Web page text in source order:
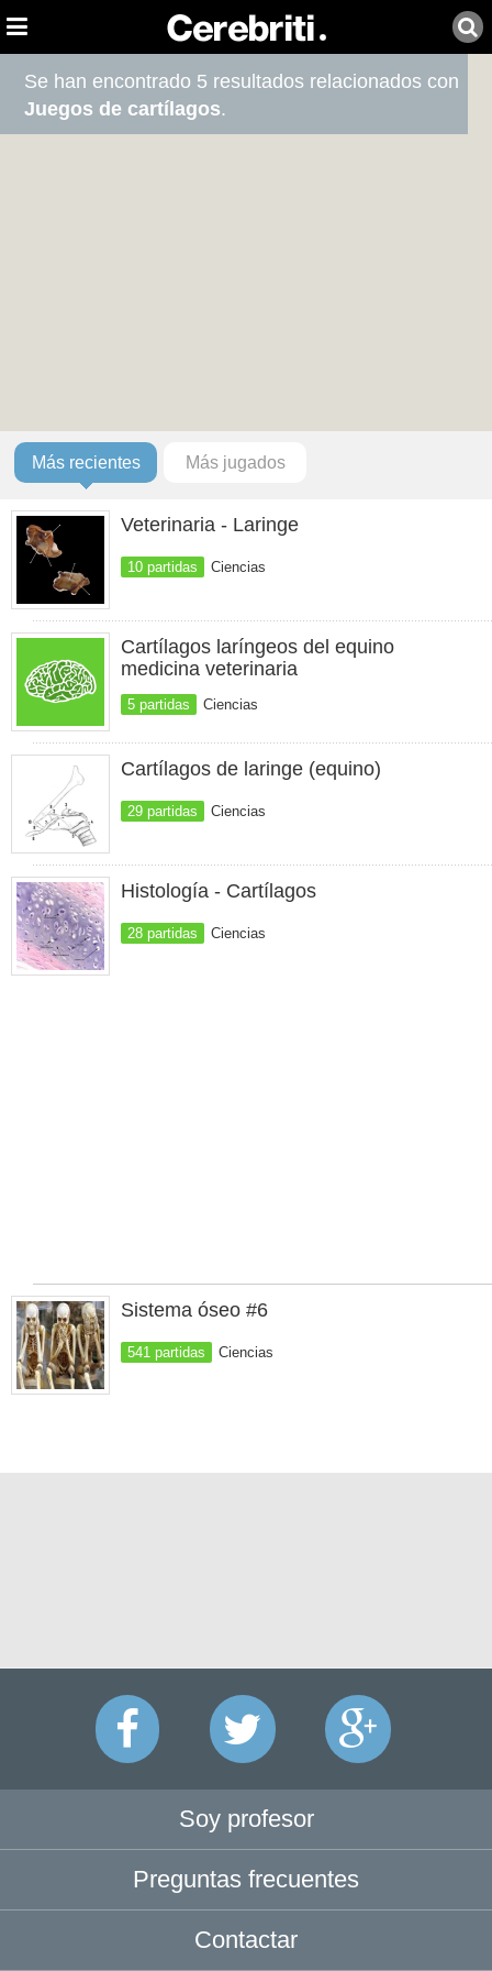
Se han encontrado 5 resultados relacionados con
Juegos de cartílagos.
Más recientes Más jugados
Veterinaria - Laringe
10 partidas Ciencias
Cartílagos laríngeos del equino
medicina veterinaria
5 partidas Ciencias
Cartílagos de laringe (equino)
29 partidas Ciencias
Histología - Cartílagos
28 partidas Ciencias
Sistema óseo #6
541 partidas Ciencias
Soy profesor
Preguntas frecuentes
Contactar